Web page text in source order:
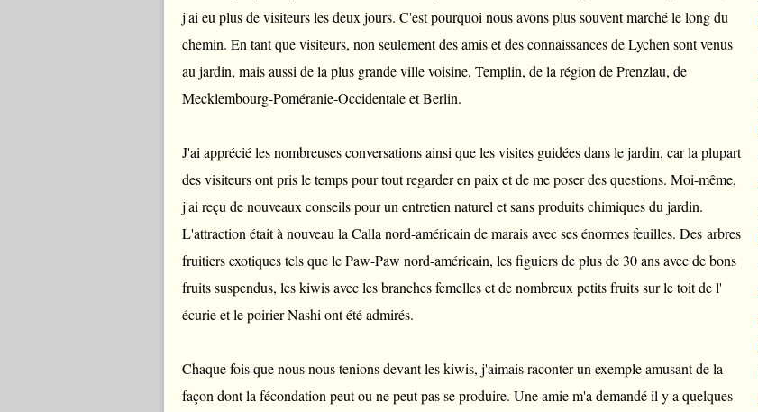
j'ai eu plus de visiteurs les deux jours. C'est pourquoi nous avons plus souvent marché le long du
chemin. En tant que visiteurs, non seulement des amis et des connaissances de Lychen sont venus
au jardin, mais aussi de la plus grande ville voisine, Templin, de la région de Prenzlau, de
Mecklembourg-Poméranie-Occidentale et Berlin.
J'ai apprécié les nombreuses conversations ainsi que les visites guidées dans le jardin, car la plupart
des visiteurs ont pris le temps pour tout regarder en paix et de me poser des questions. Moi-même,
j'ai reçu de nouveaux conseils pour un entretien naturel et sans produits chimiques du jardin.
L'attraction était à nouveau la Calla nord-américain de marais avec ses énormes feuilles. Des arbres
fruitiers exotiques tels que le Paw-Paw nord-américain, les figuiers de plus de 30 ans avec de bons
fruits suspendus, les kiwis avec les branches femelles et de nombreux petits fruits sur le toit de l'
écurie et le poirier Nashi ont été admirés.
Chaque fois que nous nous tenions devant les kiwis, j'aimais raconter un exemple amusant de la
façon dont la fécondation peut ou ne peut pas se produire. Une amie m'a demandé il y a quelques